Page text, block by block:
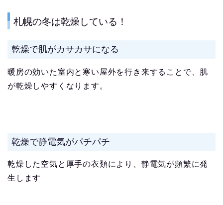
札幌の冬は乾燥している！
乾燥で肌がカサカサになる
暖房の効いた室内と寒い屋外を行き来することで、肌
が乾燥しやすくなります。
乾燥で静電気がパチパチ
乾燥した空気と厚手の衣類により、静電気が頻繁に発
生します